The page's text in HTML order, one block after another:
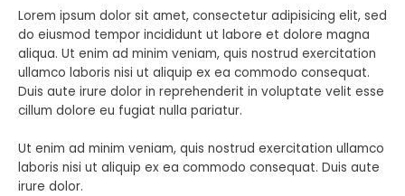
Lorem ipsum dolor sit amet, consectetur adipisicing elit, sed
do eiusmod tempor incididunt ut labore et dolore magna
aliqua. Ut enim ad minim veniam, quis nostrud exercitation
ullamco laboris nisi ut aliquip ex ea commodo consequat.
Duis aute irure dolor in reprehenderit in voluptate velit esse
cillum dolore eu fugiat nulla pariatur.
Ut enim ad minim veniam, quis nostrud exercitation ullamco
laboris nisi ut aliquip ex ea commodo consequat. Duis aute
irure dolor.